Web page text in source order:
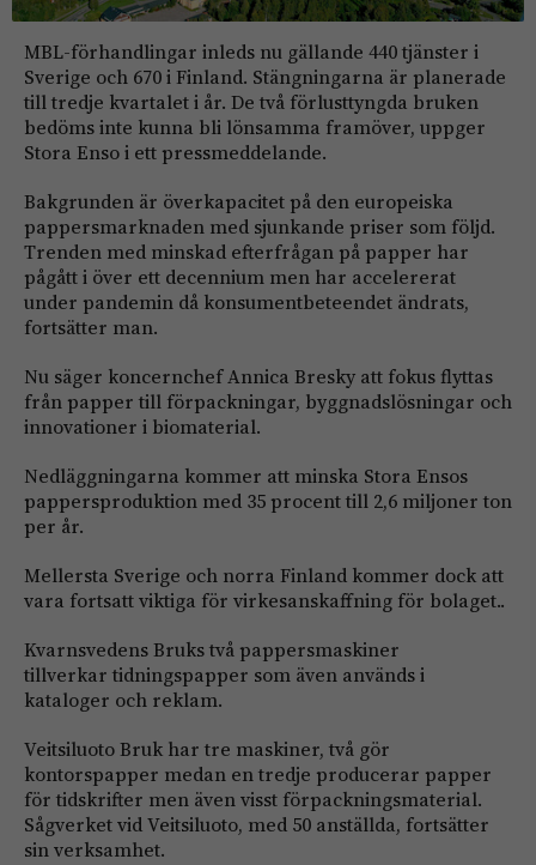
MBL-förhandlingar inleds nu gällande 440 tjänster i
Sverige och 670 i Finland. Stängningarna är planerade
till tredje kvartalet i år. De två förlusttyngda bruken
bedöms inte kunna bli lönsamma framöver, uppger
Stora Enso i ett pressmeddelande.
Bakgrunden är överkapacitet på den europeiska
pappersmarknaden med sjunkande priser som följd.
Trenden med minskad efterfrågan på papper har
pågått i över ett decennium men har accelererat
under pandemin då konsumentbeteendet ändrats,
fortsätter man.
Nu säger koncernchef Annica Bresky att fokus flyttas
från papper till förpackningar, byggnadslösningar och
innovationer i biomaterial.
Nedläggningarna kommer att minska Stora Ensos
pappersproduktion med 35 procent till 2,6 miljoner ton
per år.
Mellersta Sverige och norra Finland kommer dock att
vara fortsatt viktiga för virkesanskaffning för bolaget..
Kvarnsvedens Bruks två pappersmaskiner
tillverkar tidningspapper som även används i
kataloger och reklam.
Veitsiluoto Bruk har tre maskiner, två gör
kontorspapper medan en tredje producerar papper
för tidskrifter men även visst förpackningsmaterial.
Sågverket vid Veitsiluoto, med 50 anställda, fortsätter
sin verksamhet.